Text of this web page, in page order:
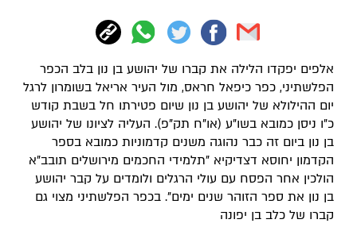
אלפים יפקדו הלילה את קברו של יהושע בן נון בלב הכפר
הפלשתיני, כפר כיפאל חראס, מול העיר אריאל בשומרון לרגל
יום ההילולא של יהושע בן נון שיום פטירתו חל בשבת קודש
כ"ו ניסן כמובא בשו"ע (או"ח תק"פ). העליה לציונו של יהושע
בן נון ביום זה כבר נהוגה משנים קדמוניות כמובא בספר
הקדמון יחוסא דצדיקיא "תלמידי החכמים מירושלים תובב"א
הולכין אחר הפסח עם עולי הרגלים ולומדים על קבר יהושע
בן נון את ספר הזוהר שנים ימים". בכפר הפלשתיני מצוי גם
קברו של כלב בן יפונה